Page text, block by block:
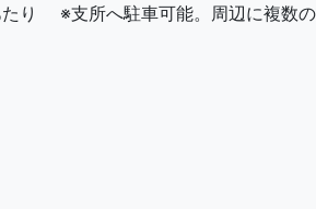
り ※支所へ駐車可能。周辺に複数